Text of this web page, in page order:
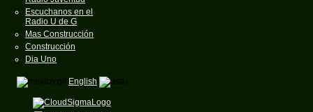
Escuchanos en el
Radio U de G
Mas Construcción
Construcción
Dia Uno
English